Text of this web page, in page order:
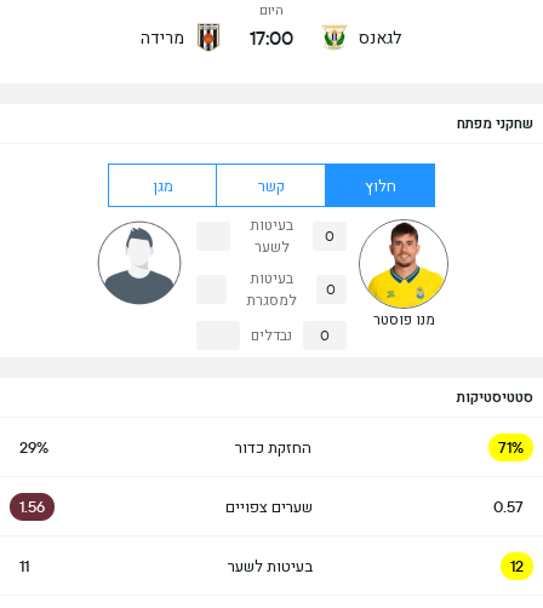
לגאנס
היום
17:00 מרידה
שחקני מפתח
חלוץ קשר מגן
מנו פוסטר
0
בעיטות
לשער
0
בעיטות
למסגרת
0 נבדלים
סטטיסטיקות
71% החזקת כדור 29%
0.57 שערים צפויים 1.56
12 בעיטות לשער 11